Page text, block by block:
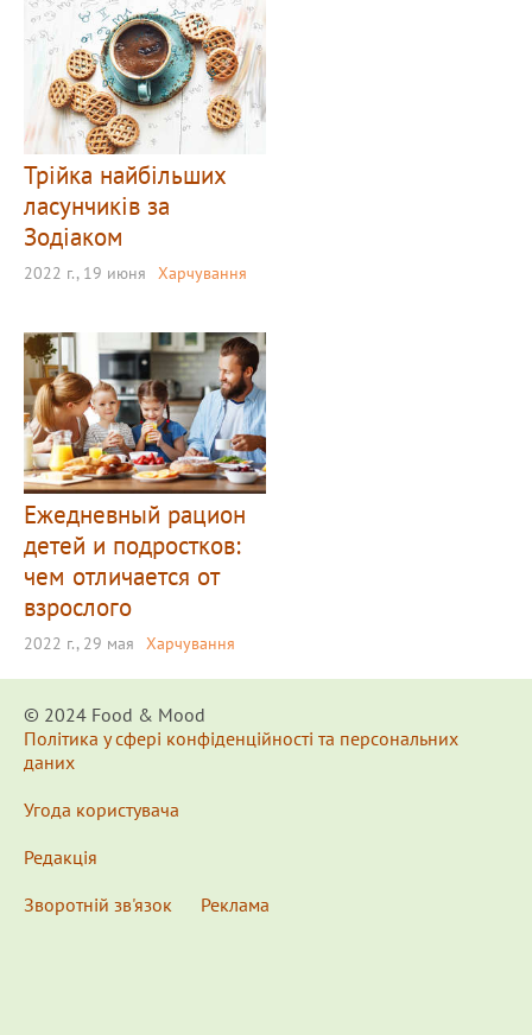
Трійка найбільших
ласунчиків за
Зодіаком
2022 г., 19 июня Харчування
Ежедневный рацион
детей и подростков:
чем отличается от
взрослого
2022 г., 29 мая Харчування
© 2024 Food & Мood
Політика у сфері конфіденційності та персональних
даних
Угода користувача
Редакція
Зворотній зв'язок
Реклама